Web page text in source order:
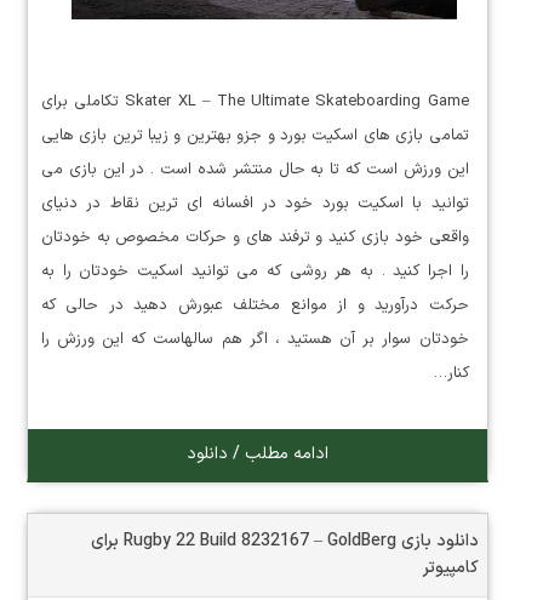
Skater XL – The Ultimate Skateboarding Game تکاملی برای
تمامی بازی های اسکیت بورد و جزو بهترین و زیبا ترین بازی هایی
این ورزش است که تا به حال منتشر شده است . در این بازی می
توانید با اسکیت بورد خود در افسانه ای ترین نقاط در دنیای
واقعی خود بازی کنید و ترفند های و حرکات مخصوص به خودتان
را اجرا کنید . به هر روشی که می توانید اسکیت خودتان را به
حرکت درآورید و از موانع مختلف عبورش دهید در حالی که
خودتان سوار بر آن هستید ، اگر هم سالهاست که این ورزش را
کنار…
ادامه مطلب / دانلود
دانلود بازی Rugby 22 Build 8232167 – GoldBerg برای
کامپیوتر